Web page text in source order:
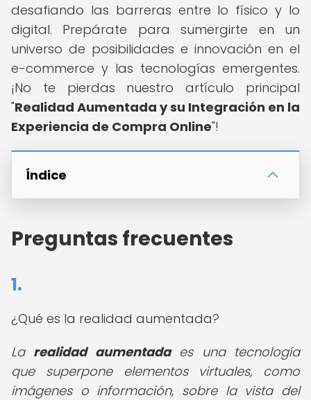
desafiando las barreras entre lo físico y lo
digital. Prepárate para sumergirte en un
universo de posibilidades e innovación en el
e-commerce y las tecnologías emergentes.
¡No te pierdas nuestro artículo principal
"Realidad Aumentada y su Integración en la
Experiencia de Compra Online"!
Índice
Preguntas frecuentes
1.
¿Qué es la realidad aumentada?
La realidad aumentadaes una tecnología
que superpone elementos virtuales, como
imágenes o información, sobre la vista del